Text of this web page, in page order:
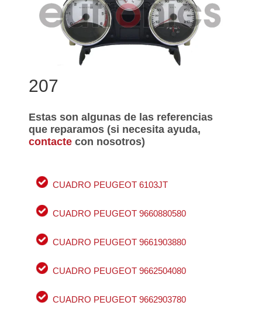
207
Estas son algunas de las referencias
que reparamos (si necesita ayuda,
contactecon nosotros)
CUADRO PEUGEOT 6103JT
CUADRO PEUGEOT 9660880580
CUADRO PEUGEOT 9661903880
CUADRO PEUGEOT 9662504080
CUADRO PEUGEOT 9662903780